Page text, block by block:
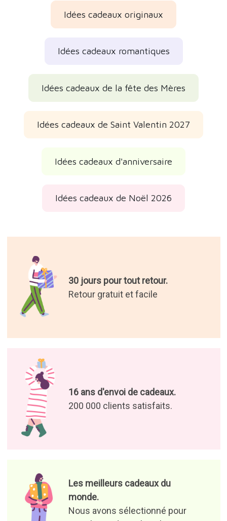
Idées cadeaux originaux
Idées cadeaux romantiques
Idées cadeaux de la fête des Mères
Idées cadeaux de Saint Valentin 2027
Idées cadeaux d'anniversaire
Idées cadeaux de Noël 2026
30 jours pour tout retour.
Retour gratuit et facile
16 ans d'envoi de cadeaux.
200 000 clients satisfaits.
Les meilleurs cadeaux du
monde.
Nous avons sélectionné pour